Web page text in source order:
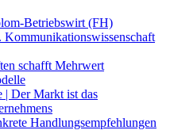
Betriebswirt (FH)
schafft Mehrwert
| Der Markt ist das
Handlungsempfehlungen